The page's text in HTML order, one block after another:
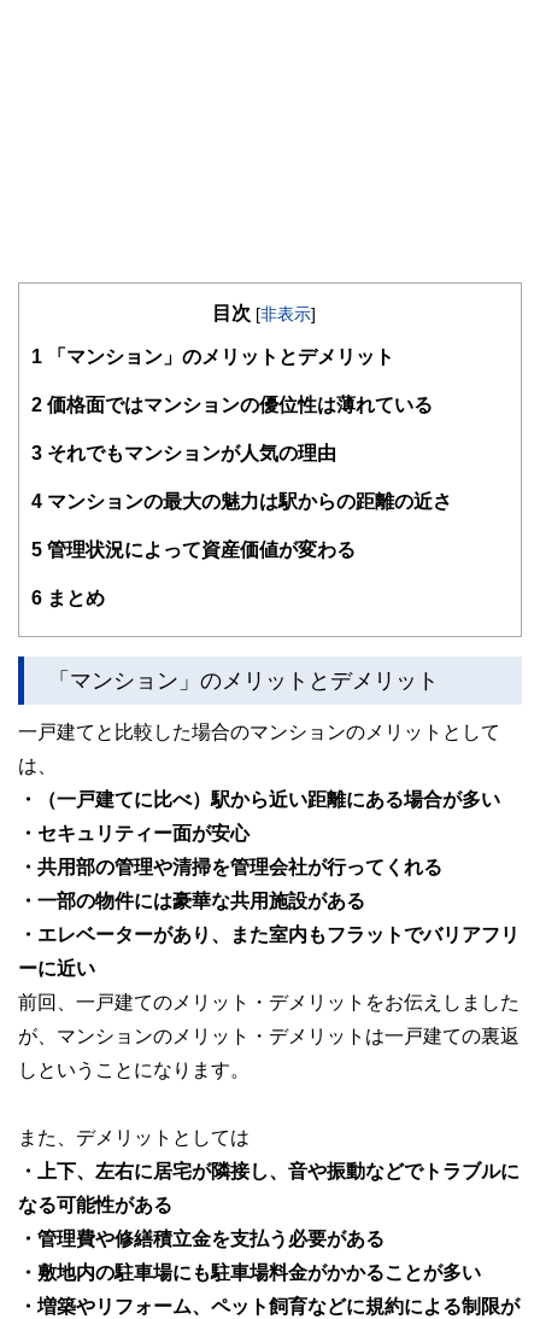
目次 [非表示]
1 「マンション」のメリットとデメリット
2 価格面ではマンションの優位性は薄れている
3 それでもマンションが人気の理由
4 マンションの最大の魅力は駅からの距離の近さ
5 管理状況によって資産価値が変わる
6 まとめ
「マンション」のメリットとデメリット
一戸建てと比較した場合のマンションのメリットとして
は、
・（一戸建てに比べ）駅から近い距離にある場合が多い
・セキュリティー面が安心
・共用部の管理や清掃を管理会社が行ってくれる
・一部の物件には豪華な共用施設がある
・エレベーターがあり、また室内もフラットでバリアフリ
ーに近い
前回、一戸建てのメリット・デメリットをお伝えしました
が、マンションのメリット・デメリットは一戸建ての裏返
しということになります。
また、デメリットとしては
・上下、左右に居宅が隣接し、音や振動などでトラブルに
なる可能性がある
・管理費や修繕積立金を支払う必要がある
・敷地内の駐車場にも駐車場料金がかかることが多い
・増築やリフォーム、ペット飼育などに規約による制限が